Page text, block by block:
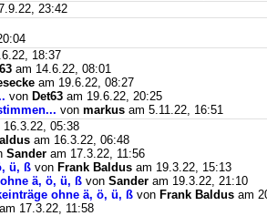
23:42
18:37
am 14.6.22, 08:01
am 19.6.22, 08:27
von Det63 am 19.6.22, 20:25
von markus am 5.11.22, 16:51
16.3.22, 05:38
am 16.3.22, 06:48
Sander am 17.3.22, 11:56
ü, ß von Frank Baldus am 19.3.22, 15:13
ä, ö, ü, ß von Sander am 19.3.22, 21:10
ohne ä, ö, ü, ß von Frank Baldus am
am 17.3.22, 11:58